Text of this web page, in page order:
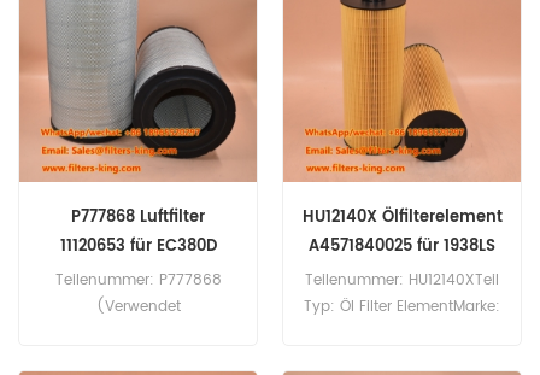
Hydraulikfilter-Querverweis
KRJ10590. Verwendung für
Case 9033 9046 CX210E.
20 StückP777869 Luftfilter-
Querverweis KTH0576.
Verwendung für Case 325
CX330 CX460 CX470B
CX470C CX490D CX500D-
LC.
P777868 Luftfilter
11120653 für EC380D
Teilenummer: P777868
(Verwendet
HU12140X Ölfilterelement
A4571840025 für 1938LS
Teilenummer: HU12140XTeil
Typ: Öl Filter ElementMarke: